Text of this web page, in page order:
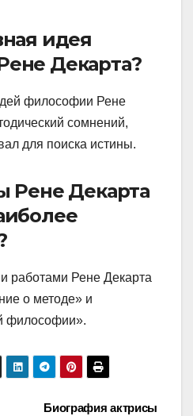
идея
Декарта?
философии Рене
сомнений,
для поиска истины.
Рене Декарта
работами Рене Декарта
о методе» и
философии».
Биография актрисы